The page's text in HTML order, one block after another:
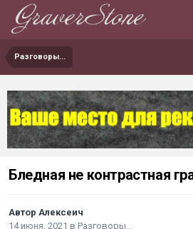
Разговоры...
Бледная не контрастная
Автор Алексеич
14 июня, 2021 в Разговоры...